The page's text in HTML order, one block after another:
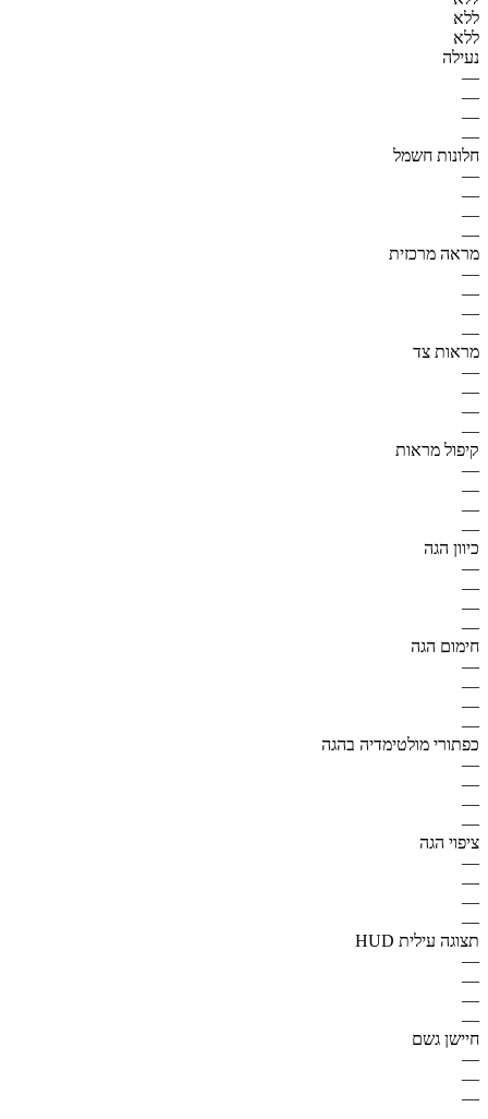
ללא
ללא
נעילה
—
—
—
—
חלונות חשמל
—
—
—
—
מראה מרכזית
—
—
—
—
מראות צד
—
—
—
—
קיפול מראות
—
—
—
—
כיוון הגה
—
—
—
—
חימום הגה
—
—
—
—
כפתורי מולטימדיה בהגה
—
—
—
—
ציפוי הגה
—
—
—
—
תצוגה עילית HUD
—
—
—
—
חיישן גשם
—
—
—